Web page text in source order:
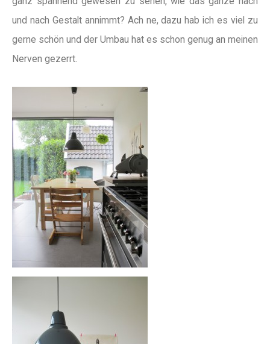
und nach Gestalt annimmt? Ach ne, dazu hab ich es viel zu
gerne schön und der Umbau hat es schon genug an meinen
Nerven gezerrt.